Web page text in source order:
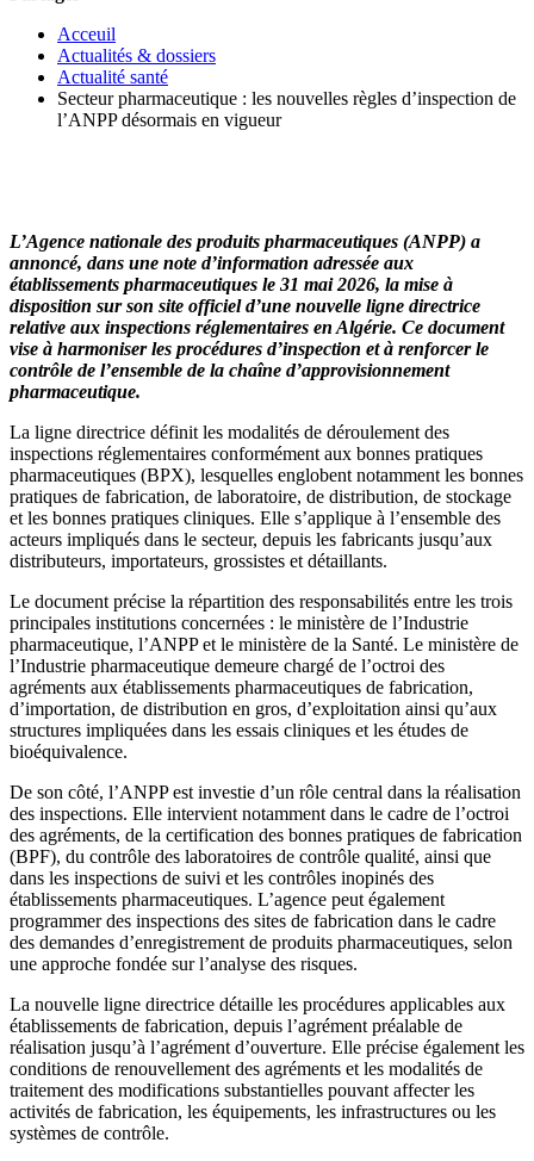
Acceuil
Actualités & dossiers
Actualité santé
Secteur pharmaceutique : les nouvelles règles d’inspection de
l’ANPP désormais en vigueur
L’Agence nationale des produits pharmaceutiques (ANPP) a
annoncé, dans une note d’information adressée aux
établissements pharmaceutiques le 31 mai 2026, la mise à
disposition sur son site officiel d’une nouvelle ligne directrice
relative aux inspections réglementaires en Algérie. Ce document
vise à harmoniser les procédures d’inspection et à renforcer le
contrôle de l’ensemble de la chaîne d’approvisionnement
pharmaceutique.
La ligne directrice définit les modalités de déroulement des
inspections réglementaires conformément aux bonnes pratiques
pharmaceutiques (BPX), lesquelles englobent notamment les bonnes
pratiques de fabrication, de laboratoire, de distribution, de stockage
et les bonnes pratiques cliniques. Elle s’applique à l’ensemble des
acteurs impliqués dans le secteur, depuis les fabricants jusqu’aux
distributeurs, importateurs, grossistes et détaillants.
Le document précise la répartition des responsabilités entre les trois
principales institutions concernées : le ministère de l’Industrie
pharmaceutique, l’ANPP et le ministère de la Santé. Le ministère de
l’Industrie pharmaceutique demeure chargé de l’octroi des
agréments aux établissements pharmaceutiques de fabrication,
d’importation, de distribution en gros, d’exploitation ainsi qu’aux
structures impliquées dans les essais cliniques et les études de
bioéquivalence.
De son côté, l’ANPP est investie d’un rôle central dans la réalisation
des inspections. Elle intervient notamment dans le cadre de l’octroi
des agréments, de la certification des bonnes pratiques de fabrication
(BPF), du contrôle des laboratoires de contrôle qualité, ainsi que
dans les inspections de suivi et les contrôles inopinés des
établissements pharmaceutiques. L’agence peut également
programmer des inspections des sites de fabrication dans le cadre
des demandes d’enregistrement de produits pharmaceutiques, selon
une approche fondée sur l’analyse des risques.
La nouvelle ligne directrice détaille les procédures applicables aux
établissements de fabrication, depuis l’agrément préalable de
réalisation jusqu’à l’agrément d’ouverture. Elle précise également les
conditions de renouvellement des agréments et les modalités de
traitement des modifications substantielles pouvant affecter les
activités de fabrication, les équipements, les infrastructures ou les
systèmes de contrôle.